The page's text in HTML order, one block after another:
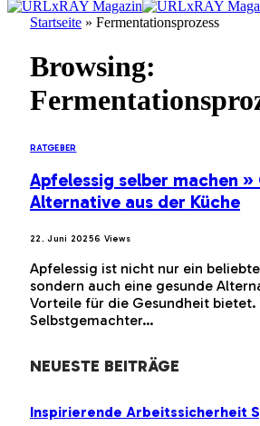
Startseite » Fermentationsprozess
Browsing:
RATGEBER
Apfelessig selber machen »
Alternative aus der Küche
22. Juni 20256 Views
Apfelessig ist nicht nur ein
sondern auch eine gesunde
Vorteile für die Gesundheit bietet.
Selbstgemachter…
NEUESTE BEITRÄGE
Inspirierende Arbeitssicherheit